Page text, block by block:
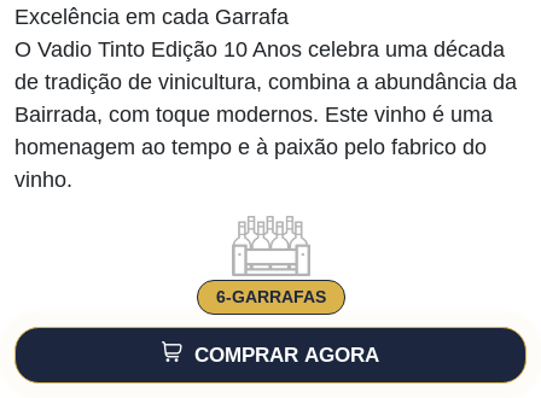
Excelência em cada Garrafa
O Vadio Tinto Edição 10 Anos celebra uma década
de tradição de vinicultura, combina a abundância da
Bairrada, com toque modernos. Este vinho é uma
homenagem ao tempo e à paixão pelo fabrico do
vinho.
6-GARRAFAS
COMPRAR AGORA